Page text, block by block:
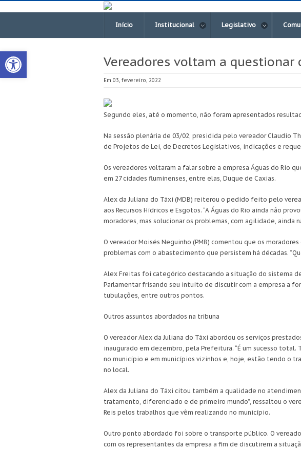
Open toolbar
Início Institucional Legislativo
Vereadores voltam a questionar
Em 03, fevereiro, 2022
Segundo eles, até o momento, não foram apresentados
Na sessão plenária de 03/02, presidida pelo vereador Claudio
de Projetos de Lei, de Decretos Legislativos, indicações e
Os vereadores voltaram a falar sobre a empresa Águas do Rio
em 27 cidades fluminenses, entre elas, Duque de Caxias.
Alex da Juliana do Táxi (MDB) reiterou o pedido feito pelo
aos Recursos Hídricos e Esgotos. “A Águas do Rio ainda não
moradores, mas solucionar os problemas, com agilidade, ainda
O vereador Moisés Neguinho (PMB) comentou que os
problemas com o abastecimento que persistem há décadas.
Alex Freitas foi categórico destacando a situação do sistema
Parlamentar frisando seu intuito de discutir com a empresa a
tubulações, entre outros pontos.
Outros assuntos abordados na tribuna
O vereador Alex da Juliana do Táxi abordou os serviços
inaugurado em dezembro, pela Prefeitura. “É um sucesso
no município e em municípios vizinhos e, hoje, estão tendo o
no local.
Alex da Juliana do Táxi citou também a qualidade no
tratamento, diferenciado e de primeiro mundo”, ressaltou o
Reis pelos trabalhos que vêm realizando no município.
Outro ponto abordado foi sobre o transporte público. O
com os representantes da empresa a fim de discutirem a